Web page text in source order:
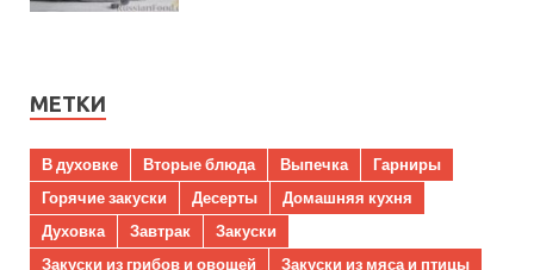
МЕТКИ
В духовке Вторые блюда Выпечка
Гарниры
Горячие закуски
Десерты
Домашняя кухня
Духовка
Завтрак
Закуски
Закуски из грибов и овощей
Закуски из мяса и птицы